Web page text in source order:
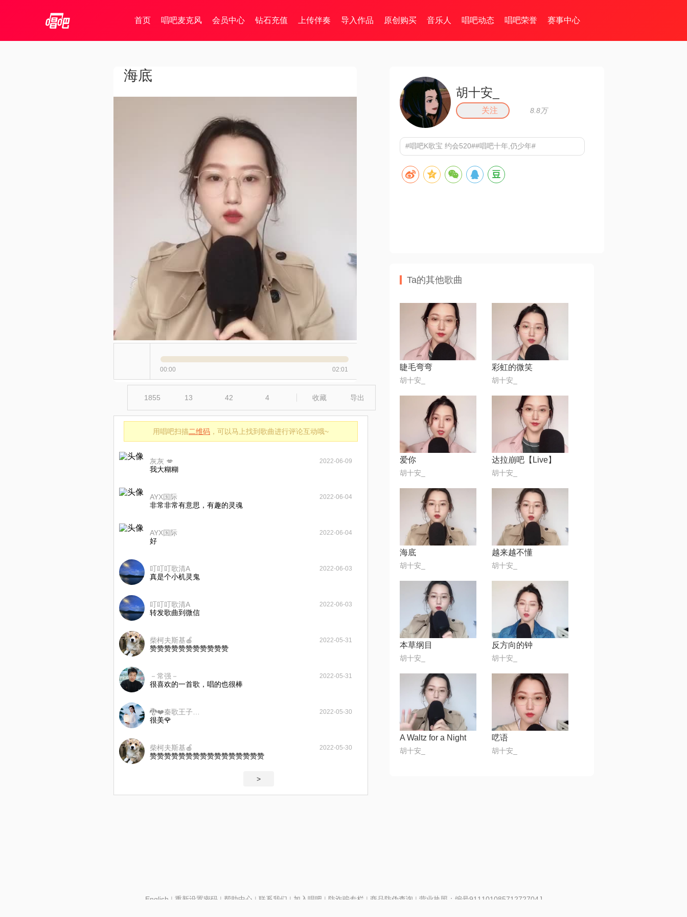
首页 唱吧麦克风 会员中心 钻石充值 上传伴奏 导入作品 原创购买 音乐人 唱吧动态 唱吧荣誉 赛事中心
海底
00:00 02:01
1855 13 42 4 收藏 导出
用唱吧扫描二维码 ，可以马上找到歌曲进行评论互动哦~
灰灰 💋 2022-06-09
我大糊糊
AYX国际 2022-06-04
非常非常有意思，有趣的灵魂
AYX国际 2022-06-04
好
叮叮叮歌清A 2022-06-03
真是个小机灵鬼
叮叮叮歌清A 2022-06-03
转发歌曲到微信
柴柯夫斯基🍎 2022-05-31
赞赞赞赞赞赞赞赞赞赞赞
－常强－ 2022-05-31
很喜欢的一首歌，唱的也很棒
2022-05-30
很美🌹
柴柯夫斯基🍎 2022-05-30
赞赞赞赞赞赞赞赞赞赞赞赞赞赞赞赞
>
胡十安_
关注 8.8万
#唱吧K歌宝 约会520##唱吧十年,仍少年#
Ta的其他歌曲
睫毛弯弯
胡十安_
彩虹的微笑
胡十安_
爱你
胡十安_
达拉崩吧【Live】
胡十安_
海底
胡十安_
越来越不懂
胡十安_
本草纲目
胡十安_
反方向的钟
胡十安_
A Waltz for a Night
胡十安_
呓语
胡十安_
English | 重新设置密码| 帮助中心 | 联系我们 | 加入唱吧 | 防诈骗专栏 | 商品防伪查询 | 营业执照：编号91110108571272704J